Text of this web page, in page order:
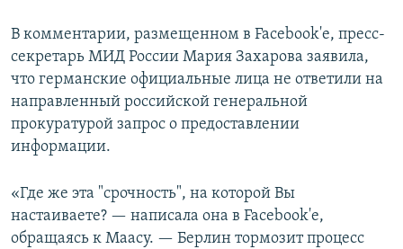
В комментарии, размещенном в Facebook'е, пресс-
секретарь МИД России Мария Захарова заявила,
что германские официальные лица не ответили на
направленный российской генеральной
прокуратурой запрос о предоставлении
информации.
«Где же эта "срочность", на которой Вы
настаиваете? — написала она в Facebook'e,
обращаясь к Маасу. — Берлин тормозит процесс